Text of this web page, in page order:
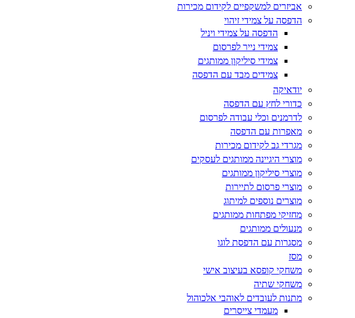
אביזרים למשקפיים לקידום מכירות
הדפסה על צמידי זיהוי
הדפסה על צמידי ויניל
צמידי נייר לפרסום
צמידי סיליקון ממותגים
צמידים מבד עם הדפסה
יודאיקה
כדורי לחץ עם הדפסה
לדרמנים וכלי עבודה לפרסום
מאפרות עם הדפסה
מגרדי גב לקידום מכירות
מוצרי היגיינה ממותגים לעסקים
מוצרי סיליקון ממותגים
מוצרי פרסום לתיירות
מוצרים נוספים למיתוג
מחזיקי מפתחות ממותגים
מנעולים ממותגים
מסגרות עם הדפסת לוגו
מסז
משחקי קופסא בעיצוב אישי
משחקי שתיה
מתנות לעובדים לאוהבי אלכוהול
מעמדי צייסרים